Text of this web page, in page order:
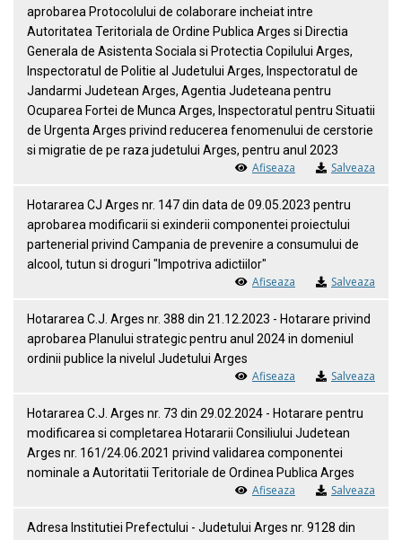
aprobarea Protocolului de colaborare incheiat intre
Autoritatea Teritoriala de Ordine Publica Arges si Directia
Generala de Asistenta Sociala si Protectia Copilului Arges,
Inspectoratul de Politie al Judetului Arges, Inspectoratul de
Jandarmi Judetean Arges, Agentia Judeteana pentru
Ocuparea Fortei de Munca Arges, Inspectoratul pentru Situatii
de Urgenta Arges privind reducerea fenomenului de cerstorie
si migratie de pe raza judetului Arges, pentru anul 2023
Afiseaza Salveaza
Hotararea CJ Arges nr. 147 din data de 09.05.2023 pentru
aprobarea modificarii si exinderii componentei proiectului
partenerial privind Campania de prevenire a consumului de
alcool, tutun si droguri "Impotriva adictiilor"
Afiseaza Salveaza
Hotararea C.J. Arges nr. 388 din 21.12.2023 - Hotarare privind
aprobarea Planului strategic pentru anul 2024 in domeniul
ordinii publice la nivelul Judetului Arges
Afiseaza Salveaza
Hotararea C.J. Arges nr. 73 din 29.02.2024 - Hotarare pentru
modificarea si completarea Hotararii Consiliului Judetean
Arges nr. 161/24.06.2021 privind validarea componentei
nominale a Autoritatii Teritoriale de Ordinea Publica Arges
Afiseaza Salveaza
Adresa Institutiei Prefectului - Judetului Arges nr. 9128 din